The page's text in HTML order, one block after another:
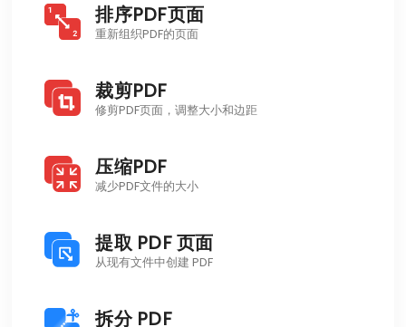
排序PDF页面
重新组织PDF的页面
裁剪PDF
修剪PDF页面，调整大小和边距
压缩PDF
减少PDF文件的大小
提取 PDF 页面
从现有文件中创建 PDF
拆分 PDF